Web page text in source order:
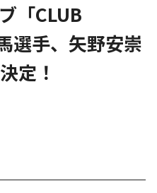
「CLUB
選手、矢野安崇
定！